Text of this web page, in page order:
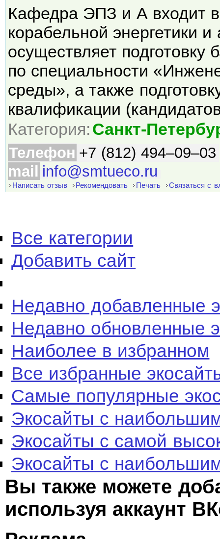
Кафедра ЭПЗ и А входит в
корабельной энергетики
осуществляет подготовку
по специальности
среды», а также
квалификации
Категория:Санкт-
Телефон +7 (812) 494–09–03
mail info@smtueco.ru
Написать отзыв Рекомендовать Печать Связаться с
Все категории
Добавить сайт
Недавно добавленные
Недавно обновленные
Наиболее в избранном
Все избранные
Самые популярные
Экосайты с
Экосайты с самой
Экосайты с
Вы также можете
используя аккаунт